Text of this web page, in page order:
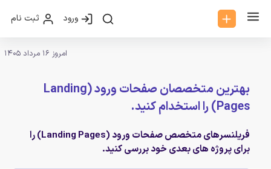
ورود ثبت نام
امروز 16 مرداد 1405
بهترین متخصصان صفحات ورود (Landing
Pages) را استخدام کنید.
فریلنسرهای متخصص صفحات ورود (Landing Pages) را
برای پروژه های بعدی خود بررسی کنید.